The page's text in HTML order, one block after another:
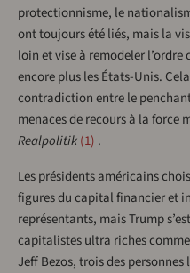
protectionnisme, le
ont toujours été liés, mais la
loin et vise à remodeler
encore plus les États-Unis.
contradiction entre le
menaces de recours à la force
Realpolitik 1 .
Les présidents américains
figures du capital financier et
représentants, mais Trump
capitalistes ultra riches
Jeff Bezos, trois des